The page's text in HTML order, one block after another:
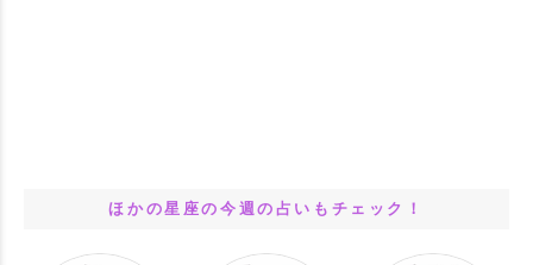
ほかの星座の今週の占いもチェック！